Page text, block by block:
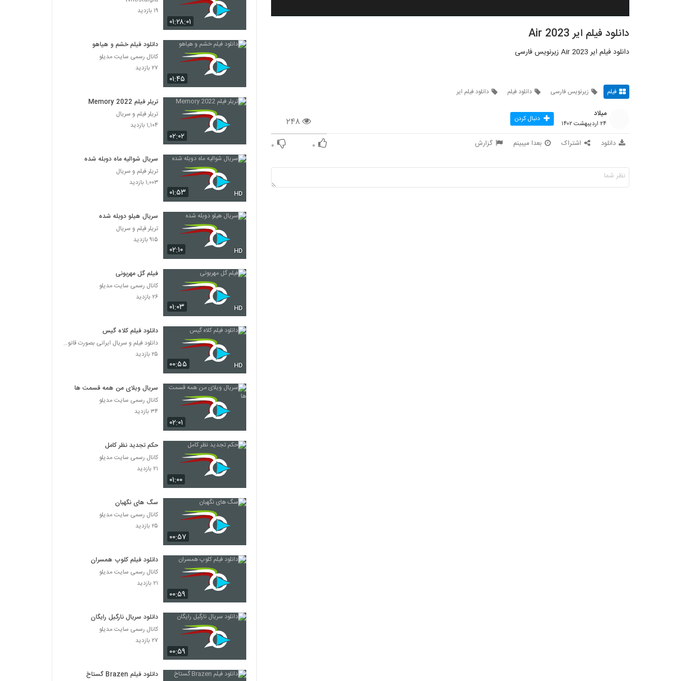
دانلود فیلم ایر Air 2023
دانلود فیلم ایر Air 2023 زیرنویس فارسی
فیلم زیرنویس فارسی دانلود فیلم دانلود فیلم ایر
۲۴۸
میلاد
۲۴ اردیبهشت ۱۴۰۲ دنبال کردن
دانلود اشتراک بعدا میبینم گزارش ۰ ۰
۰۱:۲۸:۰۱
۱۹ بازدید
۰۱:۴۵
دانلود فیلم خشم و هیاهو
کانال رسمی سایت مدیلو
۲۷ بازدید
۰۲:۰۲
تریلر فیلم Memory 2022
تریلر فیلم و سریال
۱,۱۰۴ بازدید
۰۱:۵۳ HD
سریال شوالیه ماه دوبله شده
تریلر فیلم و سریال
۱,۰۰۳ بازدید
۰۲:۱۰ HD
سریال هیلو دوبله شده
تریلر فیلم و سریال
۹۱۵ بازدید
۰۱:۰۳ HD
فیلم گل مهربونی
کانال رسمی سایت مدیلو
۲۶ بازدید
۰۰:۵۵ HD
دانلود فیلم کلاه گیس
دانلود فیلم و سریال ایرانی بصورت قانونی
۲۵ بازدید
۰۲:۰۱
سریال ویلای من همه قسمت ها
کانال رسمی سایت مدیلو
۳۴ بازدید
۰۱:۰۰
حکم تجدید نظر کامل
کانال رسمی سایت مدیلو
۲۱ بازدید
۰۰:۵۷
سگ های نگهبان
کانال رسمی سایت مدیلو
۲۵ بازدید
۰۰:۵۹
دانلود فیلم کلوپ همسران
کانال رسمی سایت مدیلو
۲۱ بازدید
۰۰:۵۹
دانلود سریال نارگیل رایگان
کانال رسمی سایت مدیلو
۲۷ بازدید
دانلود فیلم Brazen گستاخ